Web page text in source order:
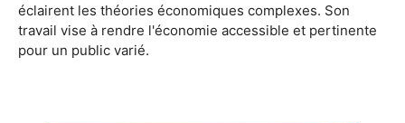
éclairent les théories économiques complexes. Son
travail vise à rendre l'économie accessible et pertinente
pour un public varié.